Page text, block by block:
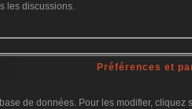
les discussions.
Préférences et
de données. Pour les modifier, cliquez